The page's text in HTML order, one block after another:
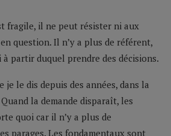
fragile, il ne peut résister ni aux
question. Il n’y a plus de référent,
à partir duquel prendre des décisions.
je le dis depuis des années, dans la
la demande disparaît, les
quoi car il n’y a plus de
parages. Les fondamentaux sont